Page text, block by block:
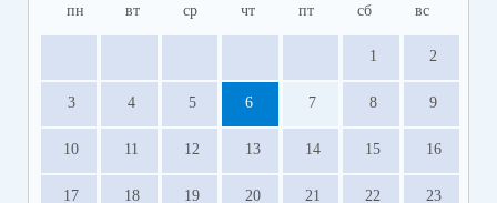
пн вт ср чт пт сб вс
1 2
3 4 5 6 7 8 9
10 11 12 13 14 15 16
17 18 19 20 21 22 23